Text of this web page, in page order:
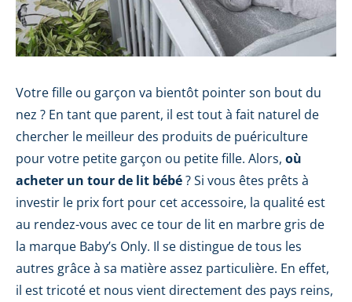
Votre fille ou garçon va bientôt pointer son bout du
nez ? En tant que parent, il est tout à fait naturel de
chercher le meilleur des produits de puériculture
pour votre petite garçon ou petite fille. Alors, où
acheter un tour de lit bébé? Si vous êtes prêts à
investir le prix fort pour cet accessoire, la qualité est
au rendez-vous avec ce tour de lit en marbre gris de
la marque Baby’s Only. Il se distingue de tous les
autres grâce à sa matière assez particulière. En effet,
il est tricoté et nous vient directement des pays reins,